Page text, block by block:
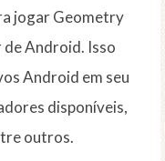
jogar Geometry
de Android. Isso
Android em seu
disponíveis,
outros.